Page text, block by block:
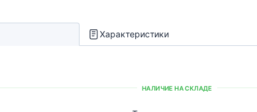
Характеристики
НАЛИЧИЕ НА СКЛАДЕ